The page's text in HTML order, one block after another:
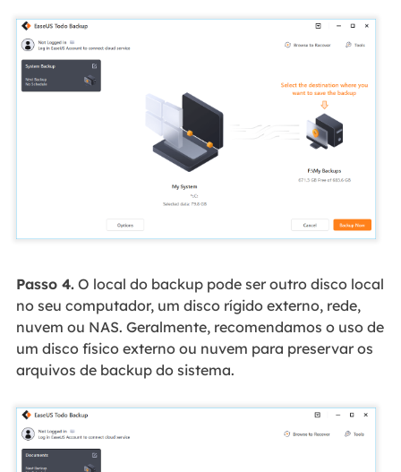
Passo 4.O local do backup pode ser outro disco local
no seu computador, um disco rígido externo, rede,
nuvem ou NAS. Geralmente, recomendamos o uso de
um disco físico externo ou nuvem para preservar os
arquivos de backup do sistema.